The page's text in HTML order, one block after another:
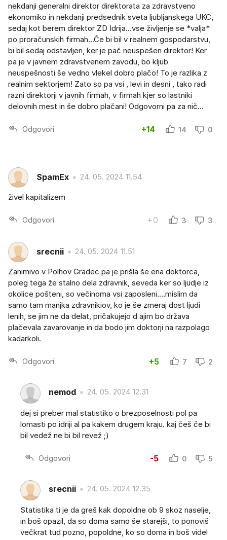
nekdanji generalni direktor direktorata za zdravstveno
ekonomiko in nekdanji predsednik sveta ljubljanskega UKC,
sedaj kot berem direktor ZD Idrija...vse življenje se *valja*
po proračunskih firmah...Če bi bil v realnem gospodarstvu,
bi bil sedaj odstavljen, ker je pač neuspešen direktor! Ker
pa je v javnem zdravstvenem zavodu, bo kljub
neuspešnosti še vedno vlekel dobro plačo! To je razlika z
realnim sektorjem! Zato so pa vsi , levi in desni , tako radi
razni direktorji v javnih firmah, v firmah kjer so lastniki
delovnih mest in še dobro plačani! Odgovorni pa za nič...
Odgovori +14 14 0
SpamEx 24. 05. 2024 11.54
živel kapitalizem
Odgovori +0 3 3
srecnii 24. 05. 2024 11.51
Zanimivo v Polhov Gradec pa je prišla še ena doktorca,
poleg tega že stalno dela zdravnik, seveda ker so ljudje iz
okolice pošteni, so večinoma vsi zaposleni....mislim da
samo tam manjka zdravnikiov, ko je še zmeraj dost ljudi
lenih, se jim ne da delat, pričakujejo d ajim bo država
plačevala zavarovanje in da bodo jim doktorji na razpolago
kadarkoli.
Odgovori +5 7 2
nemod 24. 05. 2024 12.31
dej si preber mal statistiko o brezposelnosti pol pa
lomasti po idriji al pa kakem drugem kraju. kaj češ če bi
bil vedež ne bi bil revež ;)
Odgovori -5 0 5
srecnii 24. 05. 2024 12.35
Statistika ti je da greš kak dopoldne ob 9 skoz naselje,
in boš opazil, da so doma samo še starejši, to ponoviš
večkrat tud pozno, popoldne, ko so doma in boš videl